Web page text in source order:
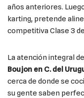
años anteriores.
karting, pretende
competitiva Clase 3
La atención integral
Boujon en C. del
cerca de donde se
su gente saben